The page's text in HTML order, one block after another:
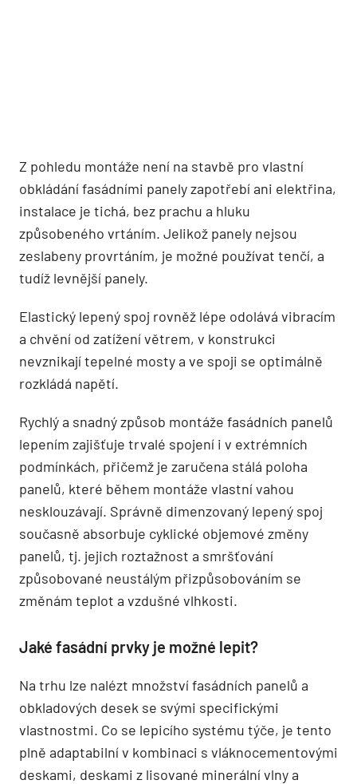
Z pohledu montáže není na stavbě pro vlastní
obkládání fasádními panely zapotřebí ani elektřina,
instalace je tichá, bez prachu a hluku
způsobeného vrtáním. Jelikož panely nejsou
zeslabeny provrtáním, je možné používat tenčí, a
tudíž levnější panely.
Elastický lepený spoj rovněž lépe odolává vibracím
a chvění od zatížení větrem, v konstrukci
nevznikají tepelné mosty a ve spoji se optimálně
rozkládá napětí.
Rychlý a snadný způsob montáže fasádních panelů
lepením zajišťuje trvalé spojení i v extrémních
podmínkách, přičemž je zaručena stálá poloha
panelů, které během montáže vlastní vahou
nesklouzávají. Správně dimenzovaný lepený spoj
současně absorbuje cyklické objemové změny
panelů, tj. jejich roztažnost a smršťování
způsobované neustálým přizpůsobováním se
změnám teplot a vzdušné vlhkosti.
Jaké fasádní prvky je možné lepit?
Na trhu lze nalézt množství fasádních panelů a
obkladových desek se svými specifickými
vlastnostmi. Co se lepicího systému týče, je tento
plně adaptabilní v kombinaci s vláknocementovými
deskami, deskami z lisované minerální vlny a